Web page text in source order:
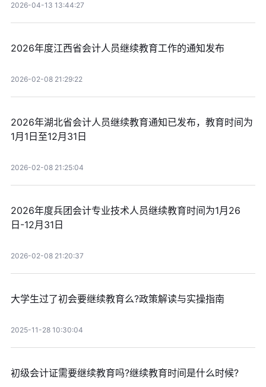
2026-04-13 13:44:27
2026年度江西省会计人员继续教育工作的通知发布
2026-02-08 21:29:22
2026年湖北省会计人员继续教育通知已发布，教育时间为
1月1日至12月31日
2026-02-08 21:25:04
2026年度兵团会计专业技术人员继续教育时间为1月26
日-12月31日
2026-02-08 21:20:37
大学生过了初会要继续教育么?政策解读与实操指南
2025-11-28 10:30:04
初级会计证需要继续教育吗?继续教育时间是什么时候?